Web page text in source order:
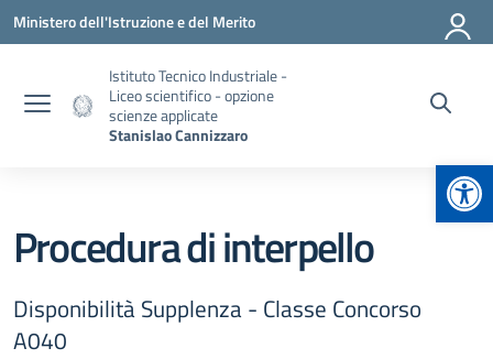
Vai ai contenuti
Vai al menu di navigazione
Vai al footer
Ministero dell'Istruzione e del Merito
Istituto Tecnico Industriale -
Liceo scientifico - opzione
scienze applicate
Stanislao Cannizzaro
Procedura di interpello
Disponibilità Supplenza - Classe Concorso
A040